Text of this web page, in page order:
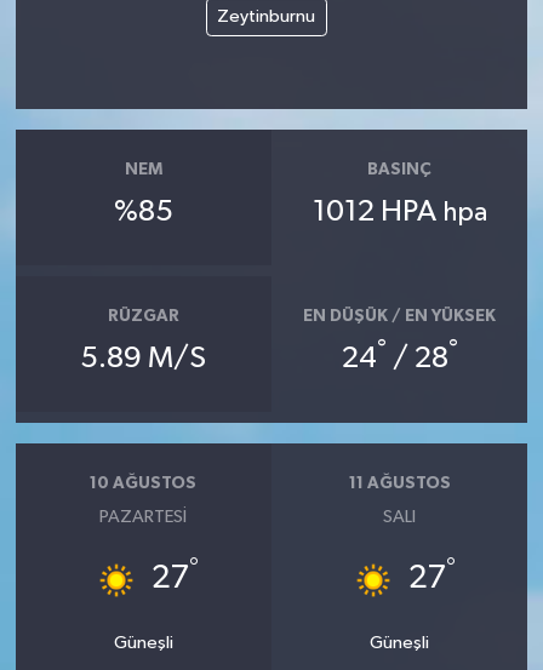
Zeytinburnu
NEM
%85
BASINÇ
1012 HPA hpa
RÜZGAR
5.89 M/S
EN DÜŞÜK / EN YÜKSEK
24° / 28°
10 AĞUSTOS
PAZARTESI
27°
Güneşli
11 AĞUSTOS
SALI
27°
Güneşli